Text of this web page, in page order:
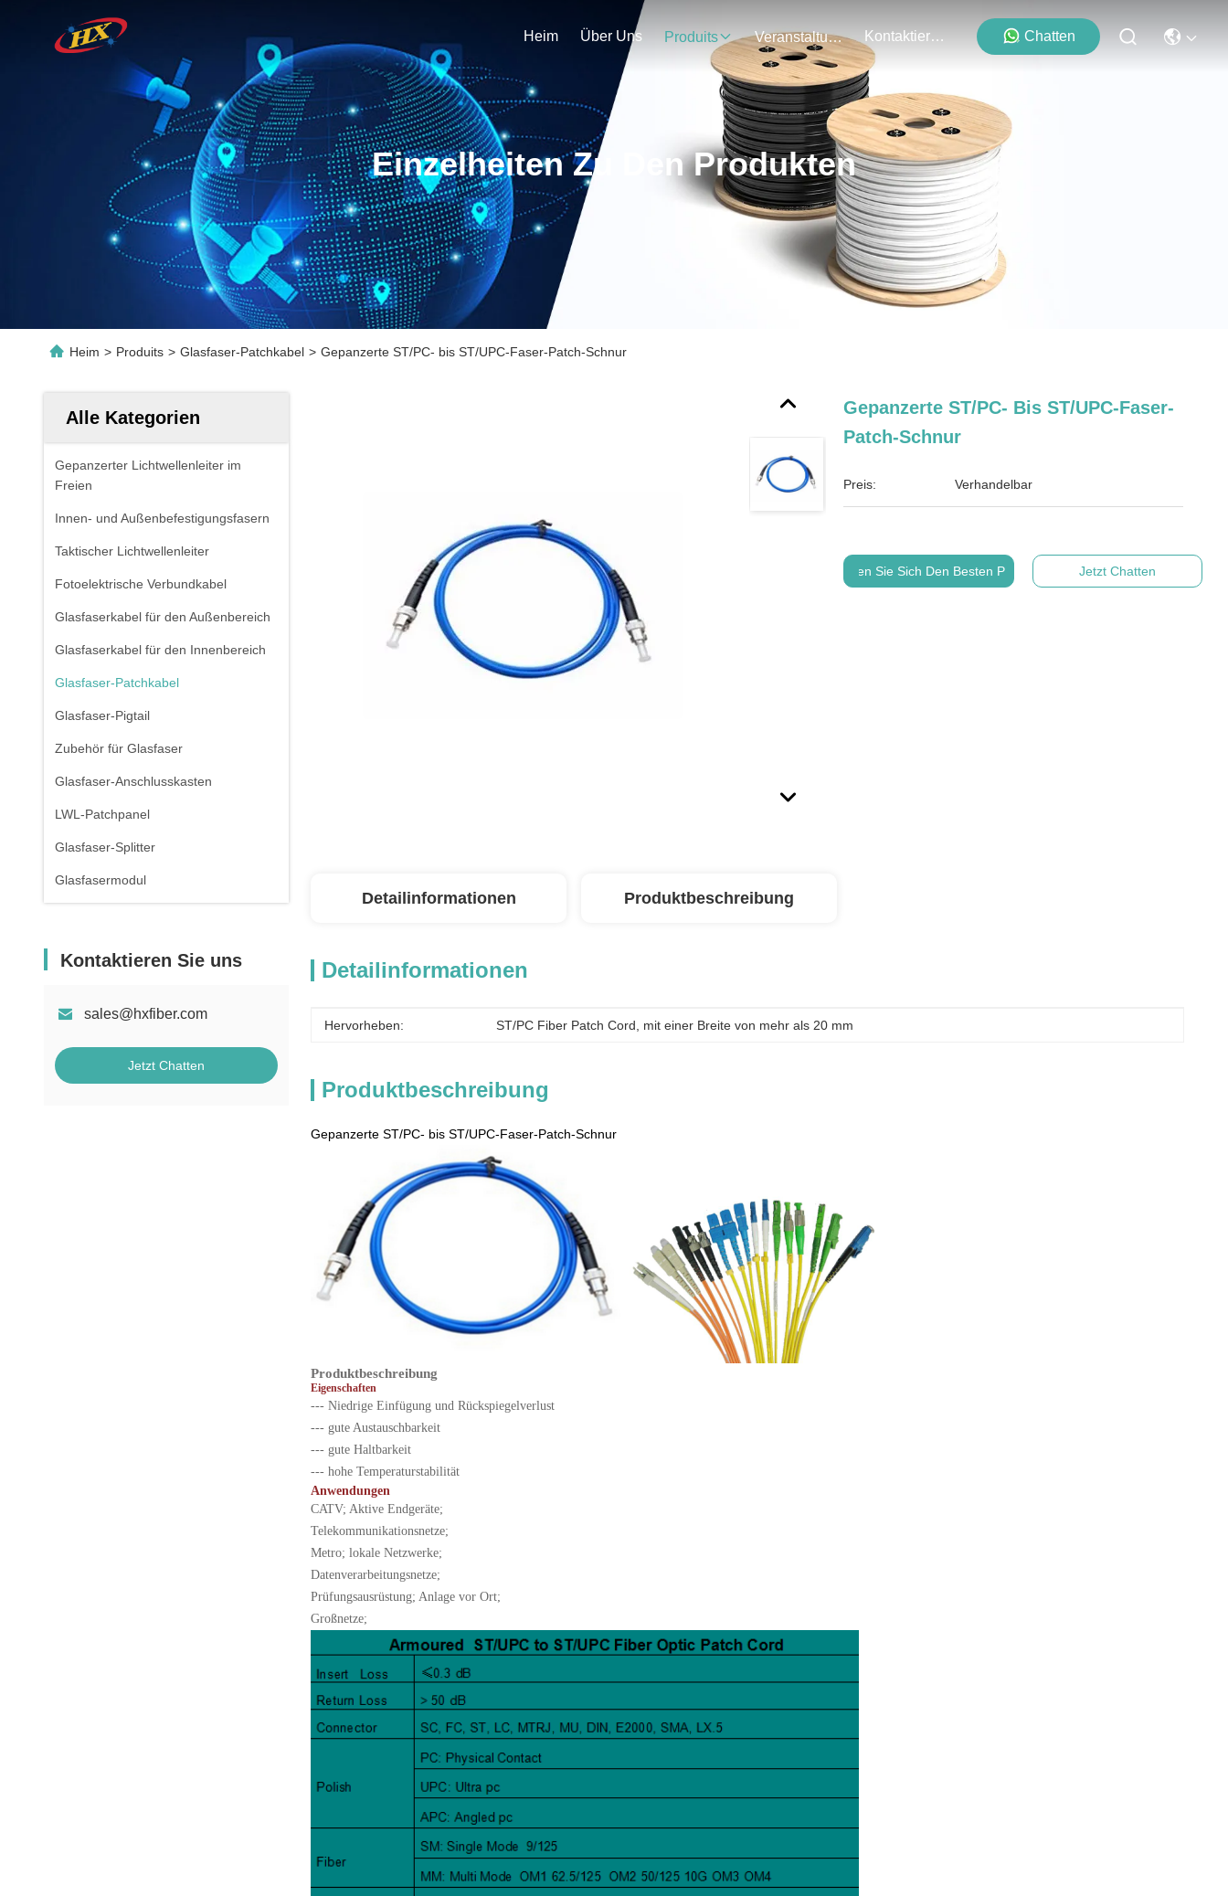
Heim Über Uns Produits Veranstaltungen Kontaktieren Sie Uns Chatten
Einzelheiten Zu Den Produkten
Heim > Produits > Glasfaser-Patchkabel > Gepanzerte ST/PC- bis ST/UPC-Faser-Patch-Schnur
Alle Kategorien
Gepanzerter Lichtwellenleiter im
Freien
Innen- und Außenbefestigungsfasern
Taktischer Lichtwellenleiter
Fotoelektrische Verbundkabel
Glasfaserkabel für den Außenbereich
Glasfaserkabel für den Innenbereich
Glasfaser-Patchkabel
Glasfaser-Pigtail
Zubehör für Glasfaser
Glasfaser-Anschlusskasten
LWL-Patchpanel
Glasfaser-Splitter
Glasfasermodul
Kontaktieren Sie uns
sales@hxfiber.com
Jetzt Chatten
Gepanzerte ST/PC- Bis ST/UPC-Faser-
Patch-Schnur
Preis: Verhandelbar
Holen Sie Sich Den Besten Preis Jetzt Chatten
Detailinformationen Produktbeschreibung
Detailinformationen
Hervorheben: ST/PC Fiber Patch Cord mit einer Breite von mehr als 20 mm
Produktbeschreibung
Gepanzerte ST/PC- bis ST/UPC-Faser-Patch-Schnur
Produktbeschreibung
Eigenschaften
--- Niedrige Einfügung und Rückspiegelverlust
--- gute Austauschbarkeit
--- gute Haltbarkeit
--- hohe Temperaturstabilität
Anwendungen
CATV; Aktive Endgeräte;
Telekommunikationsnetze;
Metro; lokale Netzwerke;
Datenverarbeitungsnetze;
Prüfungsausrüstung; Anlage vor Ort;
Großnetze;